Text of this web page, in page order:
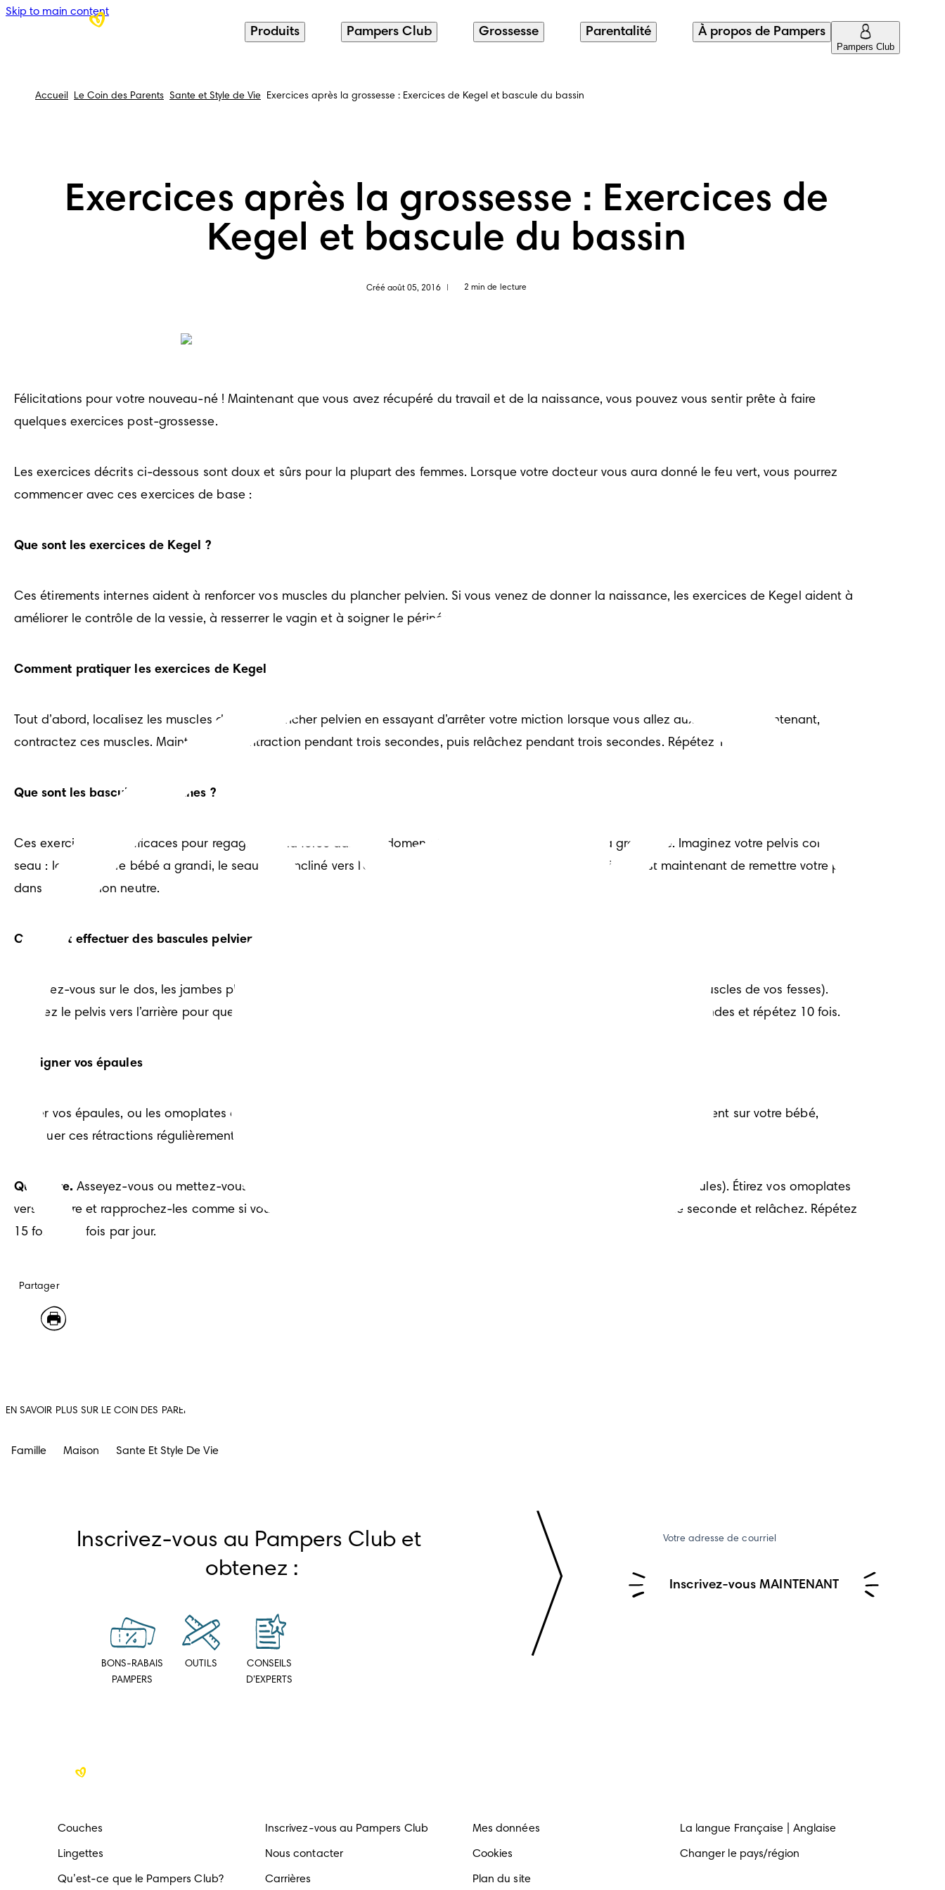
Skip to main content
Produits Pampers Club Grossesse Parentalité À propos de Pampers
Pampers Club
Accueil Le Coin des Parents Sante et Style de Vie Exercices après la grossesse : Exercices de Kegel et bascule du bassin
Exercices après la grossesse : Exercices de
Kegel et bascule du bassin
Créé août 05, 2016 2 min de lecture
Félicitations pour votre nouveau-né ! Maintenant que vous avez récupéré du travail et de la naissance, vous pouvez vous sentir prête à faire
quelques exercices post-grossesse.
Les exercices décrits ci-dessous sont doux et sûrs pour la plupart des femmes. Lorsque votre docteur vous aura donné le feu vert, vous pourrez
commencer avec ces exercices de base :
Que sont les exercices de Kegel ?
Ces étirements internes aident à renforcer vos muscles du plancher pelvien. Si vous venez de donner la naissance, les exercices de Kegel aident à
améliorer le contrôle de la vessie, à resserrer le vagin et à soigner le périnée.
Comment pratiquer les exercices de Kegel
Tout d’abord, localisez les muscles de votre plancher pelvien en essayant d’arrêter votre miction lorsque vous allez aux toilettes. Maintenant,
contractez ces muscles. Maintenez la contraction pendant trois secondes, puis relâchez pendant trois secondes. Répétez 10 fois.
Que sont les bascules pelviennes ?
Ces exercices sont efficaces pour regagner de la force dans l’abdomen et réaligner votre pelvis après la grossesse. Imaginez votre pelvis comme un
seau : lorsque votre bébé a grandi, le seau s’est incliné vers l’avant (nommé bascule du pelvis). Votre objectif est maintenant de remettre votre pelvis
dans une position neutre.
Comment effectuer des bascules pelviennes ?
Allongez-vous sur le dos, les jambes pliées et les pieds au sol. Rentrez vos abdominaux sans serrer les fessiers (grands muscles de vos fesses).
Inclinez le pelvis vers l’arrière pour que le creux de votre dos soit plaqué au sol. Maintenez la position pendant cinq secondes et répétez 10 fois.
Réaligner vos épaules
Cibler vos épaules, ou les omoplates est une excellente façon d’améliorer votre posture. Si vous vous penchez constamment sur votre bébé,
effectuer ces rétractions régulièrement aidera à réaligner vos épaules.
Que faire. Asseyez-vous ou mettez-vous debout, le dos et la tête droits (vos oreilles doivent être alignées avec vos épaules). Étirez vos omoplates
vers l’arrière et rapprochez-les comme si vous vouliez casser une noix entre elles. Maintenez la position pendant une seconde et relâchez. Répétez
15 fois, trois fois par jour.
Partager
EN SAVOIR PLUS SUR LE COIN DES PARENTS
Famille Maison Sante Et Style De Vie
Inscrivez-vous au Pampers Club et
obtenez :
BONS-RABAIS
PAMPERS
OUTILS
CONSEILS
D’EXPERTS
Votre adresse de courriel
Inscrivez-vous MAINTENANT
Couches
Lingettes
Qu’est-ce que le Pampers Club?
Inscrivez-vous au Pampers Club
Nous contacter
Carrières
Mes données
Cookies
Plan du site
La langue Française Anglaise
Changer le pays/région